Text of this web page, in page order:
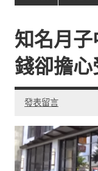
知名月子
錢卻擔心
發表留言